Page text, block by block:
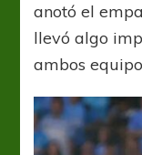
anotó el
llevó algo
ambos